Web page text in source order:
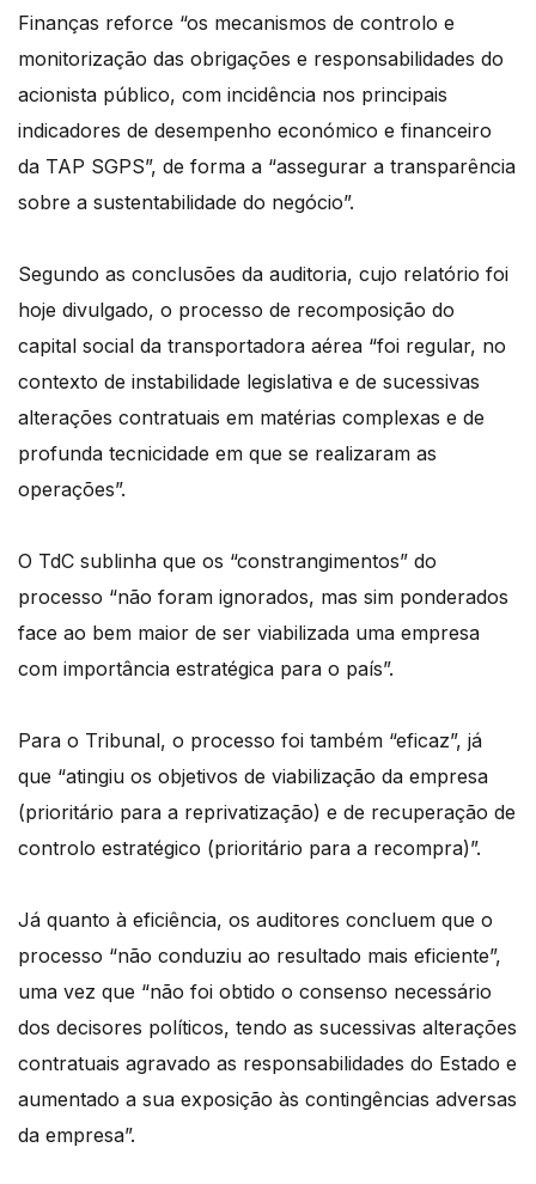
Finanças reforce “os mecanismos de controlo e
monitorização das obrigações e responsabilidades do
acionista público, com incidência nos principais
indicadores de desempenho económico e financeiro
da TAP SGPS”, de forma a “assegurar a transparência
sobre a sustentabilidade do negócio”.
Segundo as conclusões da auditoria, cujo relatório foi
hoje divulgado, o processo de recomposição do
capital social da transportadora aérea “foi regular, no
contexto de instabilidade legislativa e de sucessivas
alterações contratuais em matérias complexas e de
profunda tecnicidade em que se realizaram as
operações”.
O TdC sublinha que os “constrangimentos” do
processo “não foram ignorados, mas sim ponderados
face ao bem maior de ser viabilizada uma empresa
com importância estratégica para o país”.
Para o Tribunal, o processo foi também “eficaz”, já
que “atingiu os objetivos de viabilização da empresa
(prioritário para a reprivatização) e de recuperação de
controlo estratégico (prioritário para a recompra)”.
Já quanto à eficiência, os auditores concluem que o
processo “não conduziu ao resultado mais eficiente”,
uma vez que “não foi obtido o consenso necessário
dos decisores políticos, tendo as sucessivas alterações
contratuais agravado as responsabilidades do Estado e
aumentado a sua exposição às contingências adversas
da empresa”.